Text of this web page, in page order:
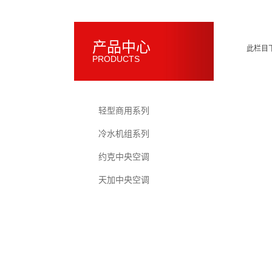
产品中心
PRODUCTS
轻型商用系列
冷水机组系列
约克中央空调
天加中央空调
此栏目